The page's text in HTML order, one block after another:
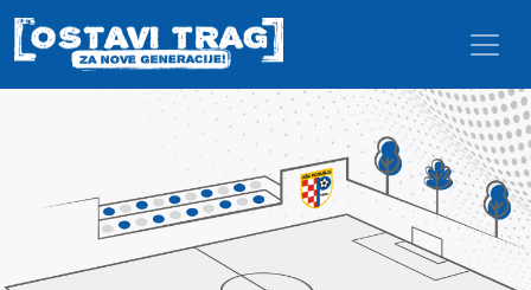
Skip to main content